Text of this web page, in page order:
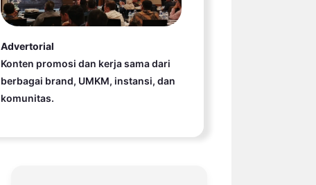
Advertorial
Konten promosi dan kerja sama dari
berbagai brand, UMKM, instansi, dan
komunitas.